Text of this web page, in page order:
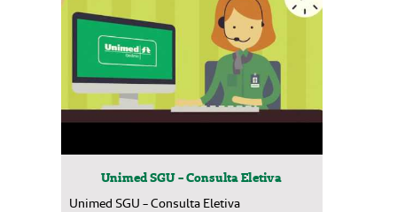
Unimed SGU - Consulta Eletiva
Unimed SGU - Consulta Eletiva